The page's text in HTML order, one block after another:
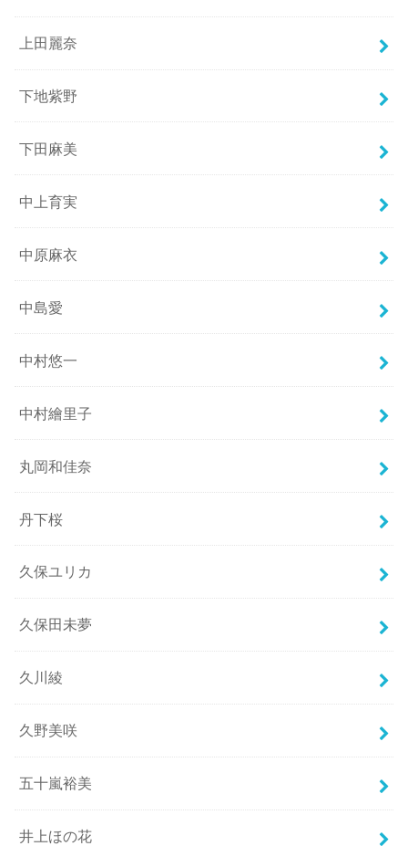
上田麗奈
下地紫野
下田麻美
中上育実
中原麻衣
中島愛
中村悠一
中村繪里子
丸岡和佳奈
丹下桜
久保ユリカ
久保田未夢
久川綾
久野美咲
五十嵐裕美
井上ほの花